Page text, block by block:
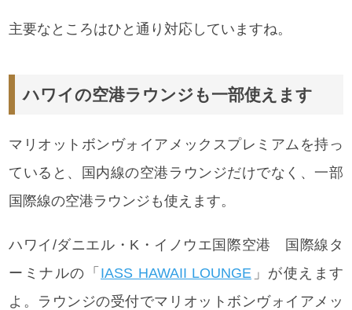
主要なところはひと通り対応していますね。
ハワイの空港ラウンジも一部使えます
マリオットボンヴォイアメックスプレミアムを持っ
ていると、国内線の空港ラウンジだけでなく、一部
国際線の空港ラウンジも使えます。
ハワイ/ダニエル・K・イノウエ国際空港 国際線タ
ーミナルの「 IASS HAWAII LOUNGE 」が使えます
よ。ラウンジの受付でマリオットボンヴォイアメッ